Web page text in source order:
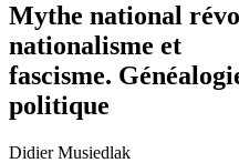
Mythe national
nationalisme et
fascisme.
politique
Didier Musiedlak